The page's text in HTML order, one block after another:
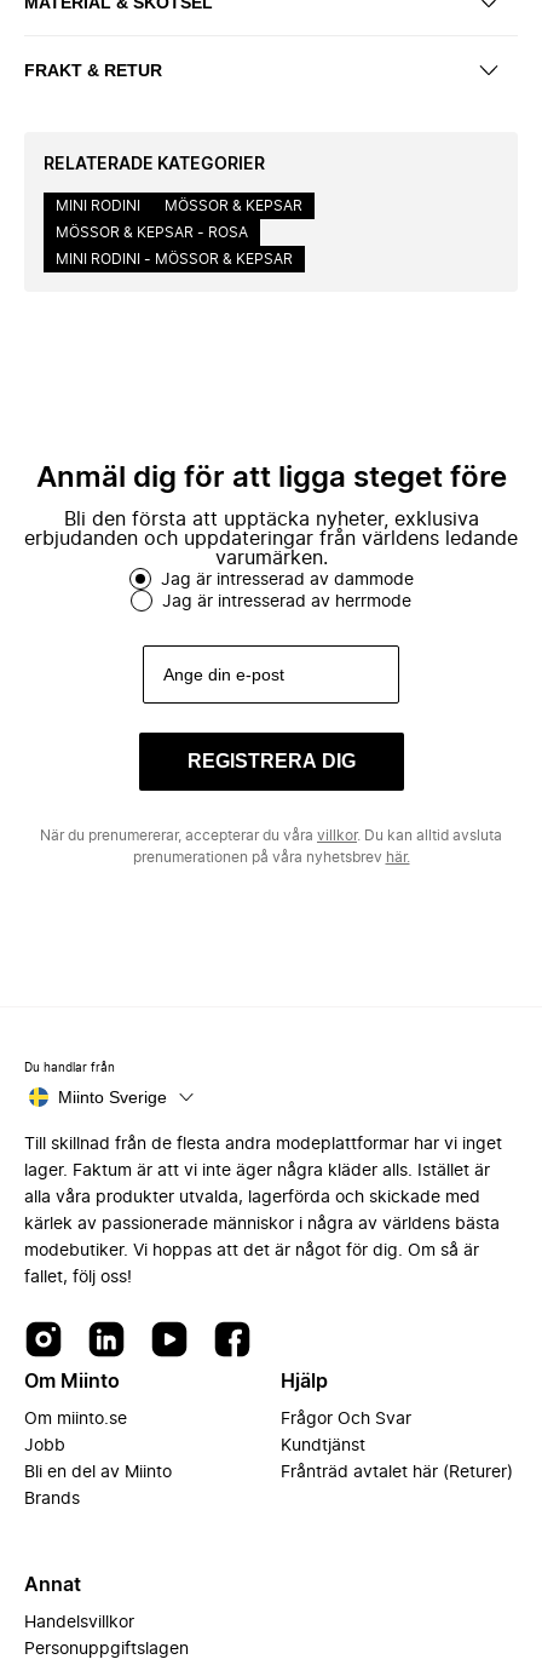
FRAKT & RETUR
RELATERADE KATEGORIER
MINI RODINI
MÖSSOR & KEPSAR
MÖSSOR & KEPSAR - ROSA
MINI RODINI - MÖSSOR & KEPSAR
Anmäl dig för att ligga steget före
Bli den första att upptäcka nyheter, exklusiva
erbjudanden och uppdateringar från världens ledande
varumärken.
Jag är intresserad av dammode
Jag är intresserad av herrmode
REGISTRERA DIG
När du prenumererar, accepterar du våra villkor. Du kan alltid avsluta
prenumerationen på våra nyhetsbrev här.
Du handlar från
Miinto Sverige
Till skillnad från de flesta andra modeplattformar har vi inget
lager. Faktum är att vi inte äger några kläder alls. Istället är
alla våra produkter utvalda, lagerförda och skickade med
kärlek av passionerade människor i några av världens bästa
modebutiker. Vi hoppas att det är något för dig. Om så är
fallet, följ oss!
Om Miinto
Om miinto.se
Jobb
Bli en del av Miinto
Brands
Hjälp
Frågor Och Svar
Kundtjänst
Frånträd avtalet här (Returer)
Annat
Handelsvillkor
Personuppgiftslagen